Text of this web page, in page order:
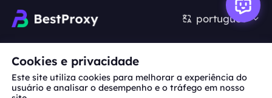
português
Cooperação:michael.wang@bestproxy.com
Cookies e privacidade
Este site utiliza cookies para melhorar a experiência do
usuário e analisar o desempenho e o tráfego em nosso